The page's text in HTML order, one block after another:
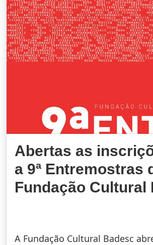
Abertas as
a 9ª Entremostras
Fundação Cultural
A Fundação Cultural Badesc